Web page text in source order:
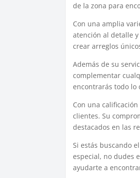
de la zona para
Con una amplia
atención al detalle
crear arreglos
Además de su
complementar
encontrarás todo lo
Con una
clientes. Su
destacados en las
Si estás buscando
especial, no dudes
ayudarte a